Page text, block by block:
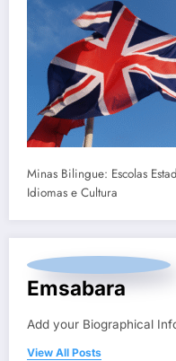
Minas Bilingue: Escolas
Idiomas e Cultura
Emsabara
Add your Biographical
View All Posts